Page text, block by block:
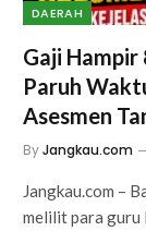
DAERAH
Gaji Hampir
Paruh
Asesmen
ByJangkau.com
Jangkau.com –
melilit para guru